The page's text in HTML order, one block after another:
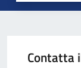
Contatta